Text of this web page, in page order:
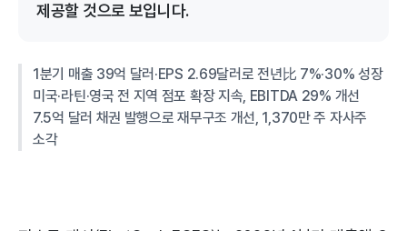
제공할 것으로 보입니다.
1분기 매출 39억 달러·EPS 2.69달러로 전년比 7%·30% 성장
미국·라틴·영국 전 지역 점포 확장 지속, EBITDA 29% 개선
7.5억 달러 채권 발행으로 재무구조 개선, 1,370만 주 자사주
소각